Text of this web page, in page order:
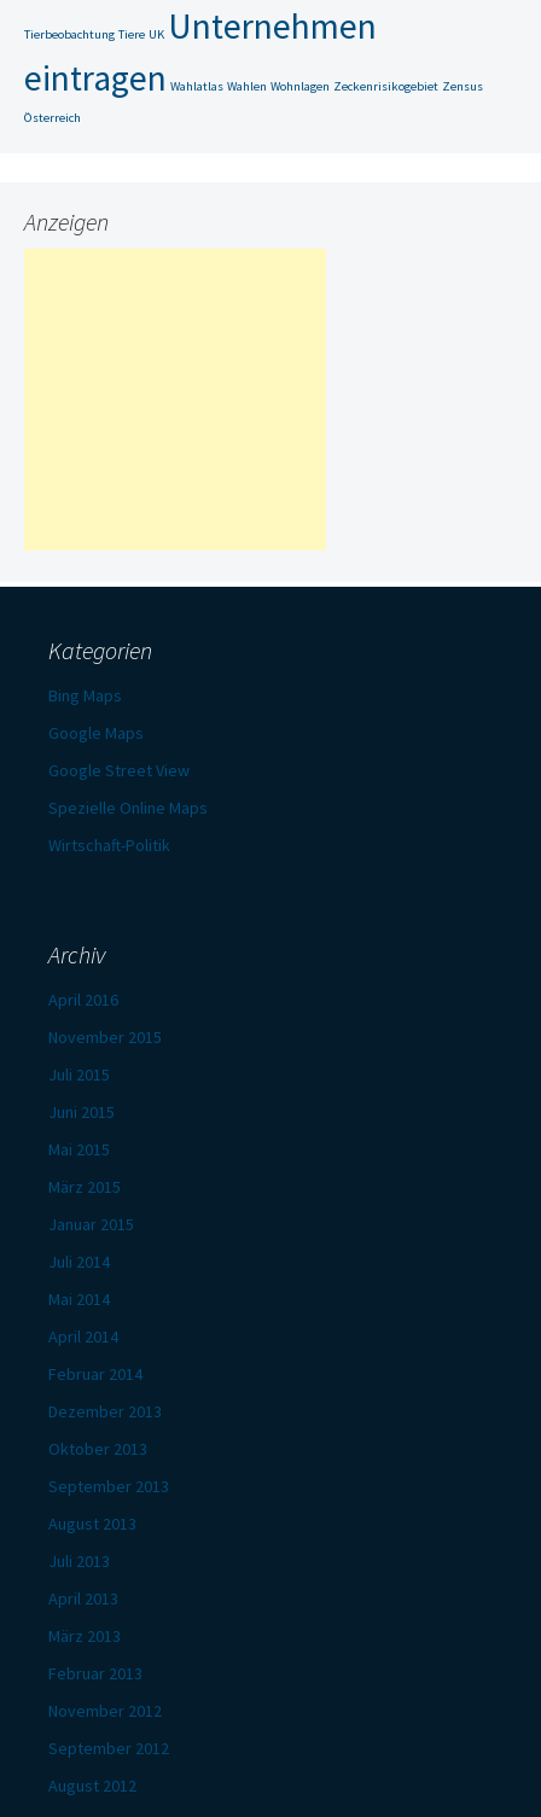
Tierbeobachtung Tiere UK Unternehmen
eintragen Wahlatlas Wahlen Wohnlagen Zeckenrisikogebiet Zensus
Österreich
Anzeigen
Kategorien
Bing Maps
Google Maps
Google Street View
Spezielle Online Maps
Wirtschaft-Politik
Archiv
April 2016
November 2015
Juli 2015
Juni 2015
Mai 2015
März 2015
Januar 2015
Juli 2014
Mai 2014
April 2014
Februar 2014
Dezember 2013
Oktober 2013
September 2013
August 2013
Juli 2013
April 2013
März 2013
Februar 2013
November 2012
September 2012
August 2012